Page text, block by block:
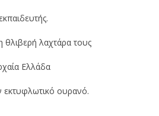
θλιβερή λαχτάρα τους
Ελλάδα
εκτυφλωτικό ουρανό.